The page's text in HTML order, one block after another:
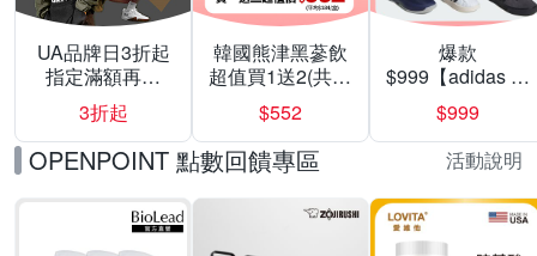
UA品牌日3折起
指定滿額再折
200
3折起
韓國熊津黑蔘飲
超值買1送2(共24
入組)
$552
爆款
$999【adidas 愛
迪達】男/女 精選
運動鞋休閒鞋 任
選均一價
$999
OPENPOINT 點數回饋專區 活動說明